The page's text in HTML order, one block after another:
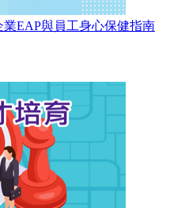
業EAP與員工身心保健指南